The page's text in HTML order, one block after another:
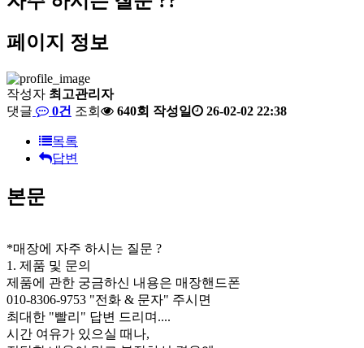
페이지 정보
작성자 최고관리자
댓글
0건 조회 640회 작성일 26-02-02 22:38
목록
답변
본문
*매장에 자주 하시는 질문 ?
1. 제품 및 문의
제품에 관한 궁금하신 내용은 매장핸드폰
010-8306-9753 "전화 & 문자" 주시면
최대한 "빨리" 답변 드리며....
시간 여유가 있으실 때나,